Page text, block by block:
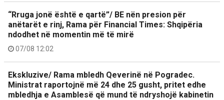
“Rruga jonë është e qartë”/ BE nën presion për
anëtarët e rinj, Rama për Financial Times: Shqipëria
ndodhet në momentin më të mirë
07/08 12:02
Ekskluzive/ Rama mbledh Qeverinë në Pogradec.
Ministrat raportojnë më 24 dhe 25 gusht, pritet edhe
mbledhja e Asamblesë që mund të ndryshojë kabinetin